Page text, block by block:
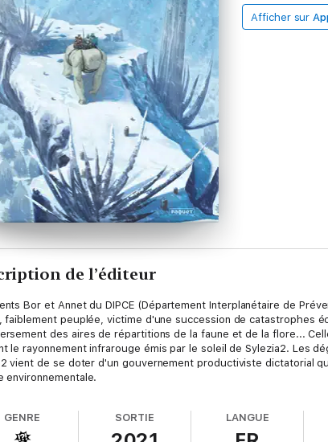
Afficher sur
de l’éditeur
Bor et Annet du DIPCE (Département Interplanétaire de
faiblement peuplée, victime d'une succession de catastrophes
des aires de répartitions de la faune et de la flore...
le rayonnement infrarouge émis par le soleil de Sylezia2. Les
vient de se doter d'un gouvernement productiviste dictatorial
environnementale.
GENRE SORTIE LANGUE